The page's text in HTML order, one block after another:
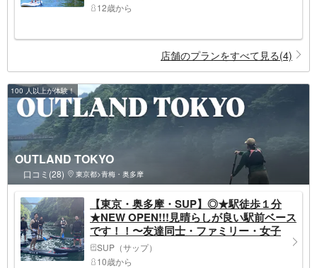
12歳から
店舗のプランをすべて見る(4)
100 人以上が体験！
OUTLAND TOKYO
口コミ(28) 東京都>青梅・奥多摩
【東京・奥多摩・SUP】◎★駅徒歩１分
★NEW OPEN!!!見晴らしが良い駅前ベース
です！！〜友達同士・ファミリー・女子
旅・同僚仲間やカップルにおすすめ♪～
自然豊かな白丸SUP体験！！
SUP（サップ）
10歳から